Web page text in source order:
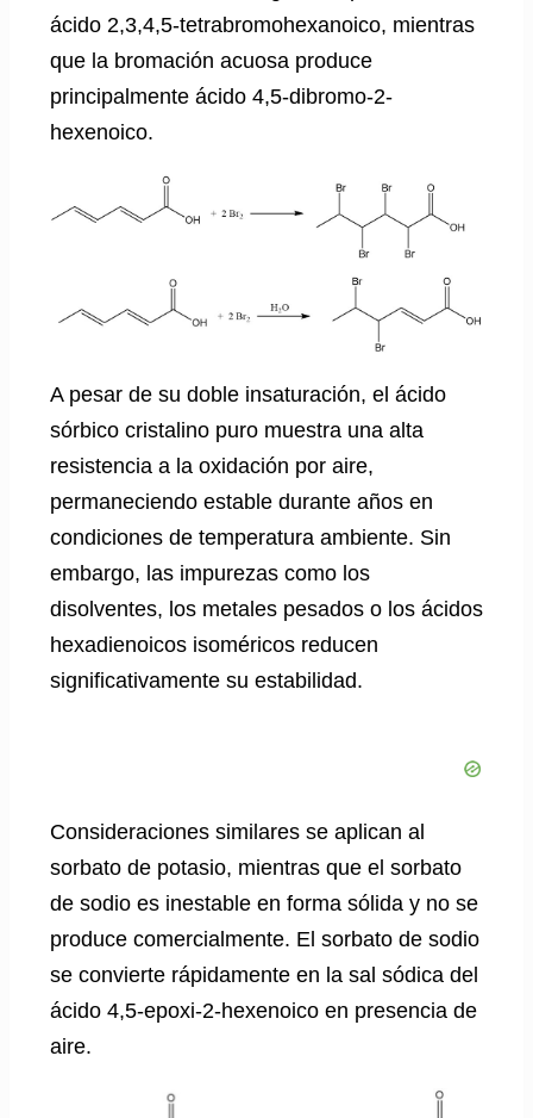
ácido 2,3,4,5-tetrabromohexanoico, mientras
que la bromación acuosa produce
principalmente ácido 4,5-dibromo-2-
hexenoico.
A pesar de su doble insaturación, el ácido
sórbico cristalino puro muestra una alta
resistencia a la oxidación por aire,
permaneciendo estable durante años en
condiciones de temperatura ambiente. Sin
embargo, las impurezas como los
disolventes, los metales pesados ​​o los ácidos
hexadienoicos isoméricos reducen
significativamente su estabilidad.
Consideraciones similares se aplican al
sorbato de potasio, mientras que el sorbato
de sodio es inestable en forma sólida y no se
produce comercialmente. El sorbato de sodio
se convierte rápidamente en la sal sódica del
ácido 4,5-epoxi-2-hexenoico en presencia de
aire.